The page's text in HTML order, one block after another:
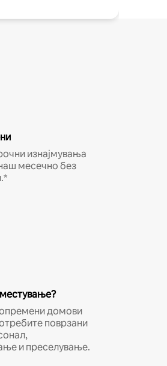
изнајмувања
месечно без
домови
поврзани
и преселување.